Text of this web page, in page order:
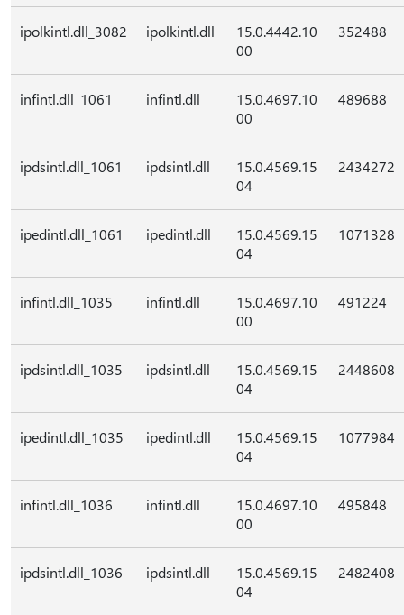
ipolkintl.dll_3082 ipolkintl.dll
15.0.4442.10
00
352488
infintl.dll_1061 infintl.dll
15.0.4697.10
00
489688
ipdsintl.dll_1061 ipdsintl.dll
15.0.4569.15
04
2434272
ipedintl.dll_1061 ipedintl.dll
15.0.4569.15
04
1071328
infintl.dll_1035 infintl.dll
15.0.4697.10
00
491224
ipdsintl.dll_1035 ipdsintl.dll
15.0.4569.15
04
2448608
ipedintl.dll_1035 ipedintl.dll
15.0.4569.15
04
1077984
infintl.dll_1036 infintl.dll
15.0.4697.10
00
495848
ipdsintl.dll_1036 ipdsintl.dll
15.0.4569.15
04
2482408